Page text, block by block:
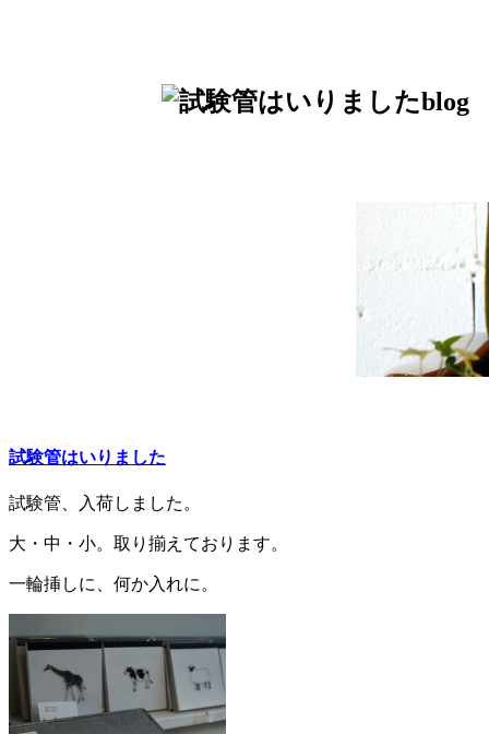
blog
試験管はいりました
試験管、入荷しました。
大・中・小。取り揃えております。
一輪挿しに、何か入れに。